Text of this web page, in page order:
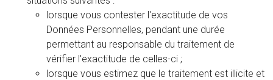
lorsque vous contester l'exactitude de vos
Données Personnelles, pendant une durée
permettant au responsable du traitement de
vérifier l'exactitude de celles-ci ;
lorsque vous estimez que le traitement est illicite et